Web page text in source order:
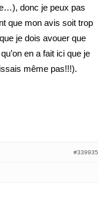
donc je peux pas
que mon avis soit trop
je dois avouer que
en a fait ici que je
même pas!!!).
#339935